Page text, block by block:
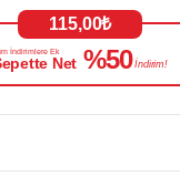
115,00₺
İndirimlere Ek
Net %50 İndirim!